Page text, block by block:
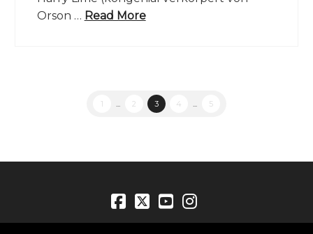
Orson … Read More
1 ... 2 3 4 ... 5